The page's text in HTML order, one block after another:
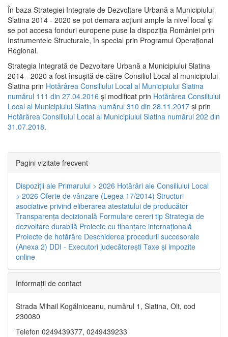
În baza Strategiei Integrate de Dezvoltare Urbană a Municipiului
Slatina 2014 - 2020 se pot demara acţiuni ample la nivel local şi
se pot accesa fonduri europene puse la dispoziţia României prin
Instrumentele Structurale, în special prin Programul Operațional
Regional.
Strategia Integrată de Dezvoltare Urbană a Municipiului Slatina
2014 - 2020 a fost însuşită de către Consiliul Local al municipiului
Slatina prin Hotărârea Consiliului Local al Municipiului Slatina
numărul 111 din 27.04.2016 și modificat prin Hotărârea Consiliului
Local al Municipiului Slatina numărul 310 din 28.11.2017 și prin
Hotărârea Consiliului Local al Municipiului Slatina numărul 202 din
31.07.2018.
Pagini vizitate frecvent
Dispoziţii ale Primarului > 2026 Hotărâri ale Consiliului Local
> 2026 Oferte de vânzare (Legea 17/2014) Structuri
asociative privind eliberarea atestatului de producător
Transparenţa decizională Formulare cereri tip Strategia de
dezvoltare durabilă Proiecte cu finanţare internaţională
Proiecte de hotărâre Deschiderea procedurii succesorale
(Anexa 2) DDI - Executori judecătorești Taxe şi impozite
online
Informaţii de contact
Strada Mihail Kogălniceanu, numărul 1, Slatina, Olt, cod
230080
Telefon 0249439377, 0249439233